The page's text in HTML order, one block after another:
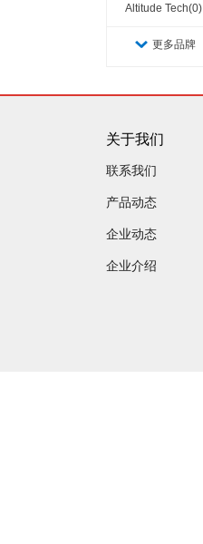
Altitude Tech(0)
更多品牌
关于我们
联系我们
产品动态
企业动态
企业介绍